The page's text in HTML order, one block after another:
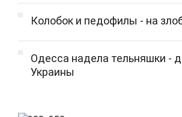
Колобок и педофилы - на
Одесса надела тельняшки -
Украины